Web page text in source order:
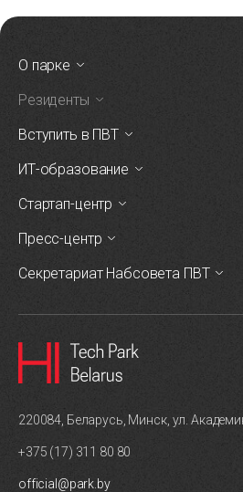
О парке
Резиденты
Вступить в ПВТ
ИТ-образование
Стартап-центр
Пресс-центр
Секретариат Набсовета ПВТ
220084, Беларусь, Минск, ул.
+375 (17) 311 80 80
official@park.by